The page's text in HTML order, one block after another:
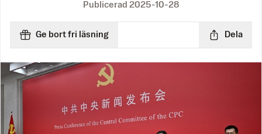
Publicerad 2025-10-28
Ge bort fri läsning Dela